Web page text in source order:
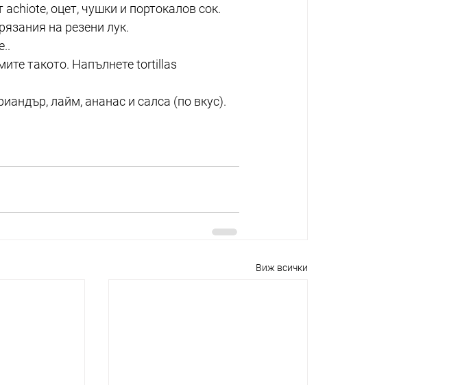
оцет, чушки и портокалов сок.
на резени лук.
такото. Напълнете tortillas
лайм, ананас и салса (по вкус).
Виж всички